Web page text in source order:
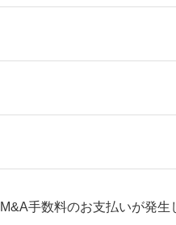
手数料のお支払いが発生